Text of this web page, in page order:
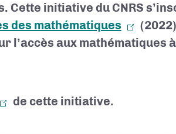
Cette initiative du CNRS
des mathématiques
l’accès aux mathématiques
de cette initiative.